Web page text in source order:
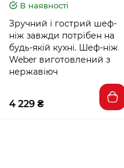
В наявності
Зручний і гострий шеф-
ніж завжди потрібен на
будь-якій кухні. Шеф-ніж
Weber виготовлений з
нержавіюч
4 229 ₴